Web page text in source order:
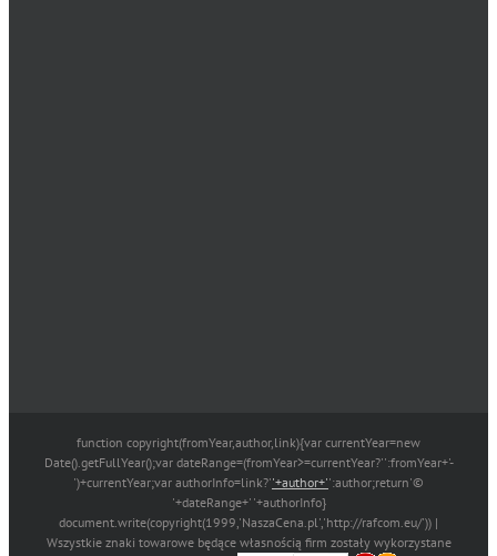
function copyright(fromYear,author,link){var currentYear=new
Date().getFullYear();var dateRange=(fromYear>=currentYear?'':fromYear+'-
')+currentYear;var authorInfo=link?''+author+'':author;return'©
'+dateRange+' '+authorInfo}
document.write(copyright(1999,'NaszaCena.pl','http://rafcom.eu/')) |
Wszystkie znaki towarowe będące własnością firm zostały wykorzystane